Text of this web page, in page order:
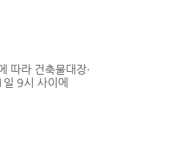
따라 건축물대장·
9시 사이에